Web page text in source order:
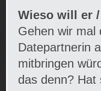
Wieso will er
Gehen wir mal
Datepartnerin
mitbringen
das denn? Hat